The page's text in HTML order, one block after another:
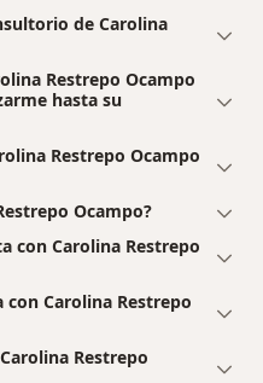
de Carolina
Restrepo Ocampo
hasta su
Restrepo Ocampo
Ocampo?
con Carolina Restrepo
Carolina Restrepo
Restrepo